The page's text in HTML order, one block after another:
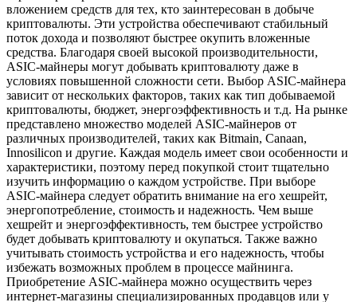
вложением средств для тех, кто заинтересован в добыче
криптовалюты. Эти устройства обеспечивают стабильный
поток дохода и позволяют быстрее окупить вложенные
средства. Благодаря своей высокой производительности,
ASIC-майнеры могут добывать криптовалюту даже в
условиях повышенной сложности сети. Выбор ASIC-майнера
зависит от нескольких факторов, таких как тип добываемой
криптовалюты, бюджет, энергоэффективность и т.д. На рынке
представлено множество моделей ASIC-майнеров от
различных производителей, таких как Bitmain, Canaan,
Innosilicon и другие. Каждая модель имеет свои особенности и
характеристики, поэтому перед покупкой стоит тщательно
изучить информацию о каждом устройстве. При выборе
ASIC-майнера следует обратить внимание на его хешрейт,
энергопотребление, стоимость и надежность. Чем выше
хешрейт и энергоэффективность, тем быстрее устройство
будет добывать криптовалюту и окупаться. Также важно
учитывать стоимость устройства и его надежность, чтобы
избежать возможных проблем в процессе майнинга.
Приобретение ASIC-майнера можно осуществить через
интернет-магазины специализированных продавцов или у